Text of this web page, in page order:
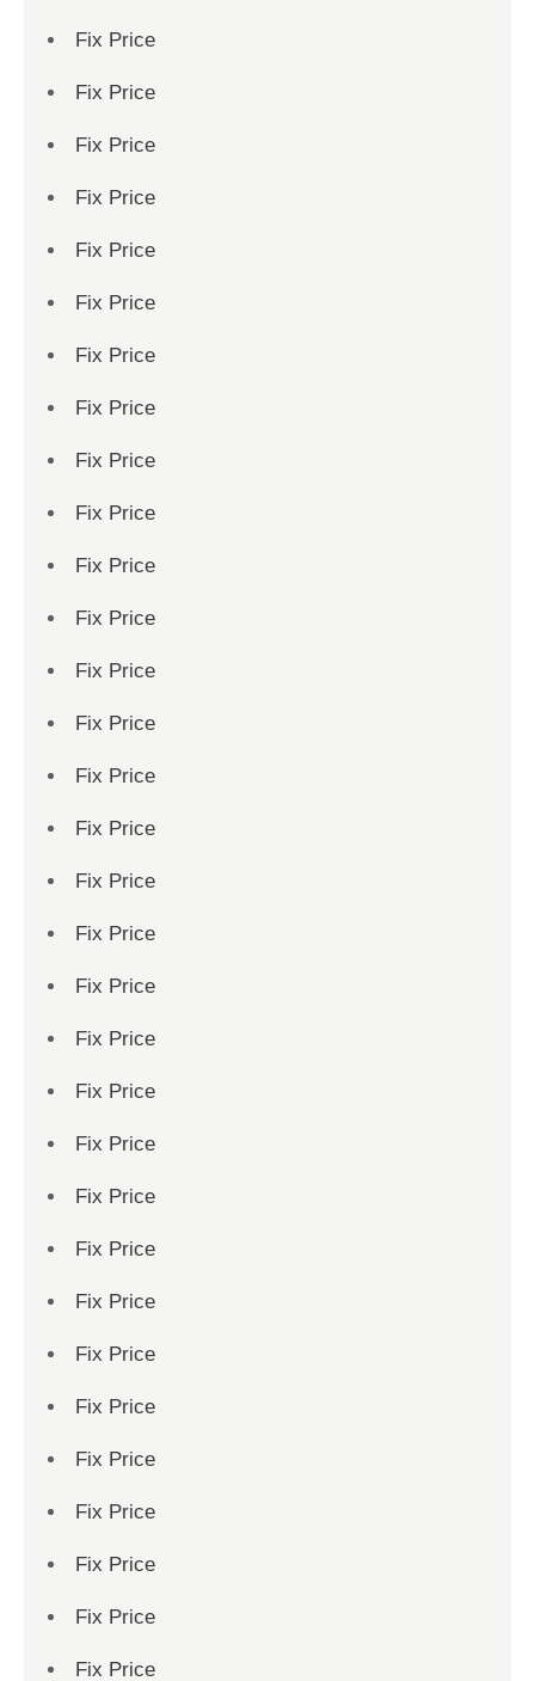
Fix Price
Fix Price
Fix Price
Fix Price
Fix Price
Fix Price
Fix Price
Fix Price
Fix Price
Fix Price
Fix Price
Fix Price
Fix Price
Fix Price
Fix Price
Fix Price
Fix Price
Fix Price
Fix Price
Fix Price
Fix Price
Fix Price
Fix Price
Fix Price
Fix Price
Fix Price
Fix Price
Fix Price
Fix Price
Fix Price
Fix Price
Fix Price